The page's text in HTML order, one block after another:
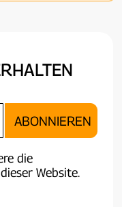
die
Website.